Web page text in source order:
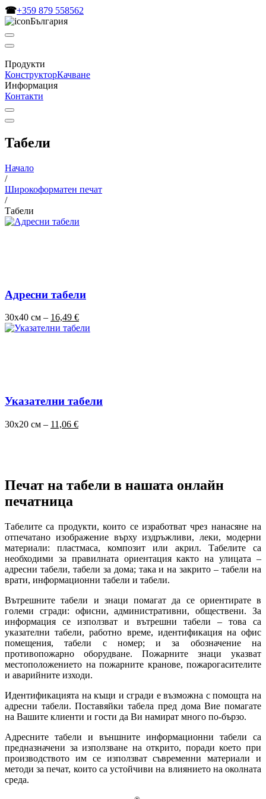
☎+359 879 558562
България
Продукти
КонструкторКачване
Информация
Контакти
Табели
Начало
/
Широкоформатен печат
/
Табели
Адресни табели
30x40 см – 16,49 €
Указателни табели
30x20 см – 11,06 €
Печат на табели в нашата онлайн
печатница
Табелите са продукти, които се изработват чрез нанасяне на
отпечатано изображение върху издръжливи, леки, модерни
материали: пластмаса, композит или акрил. Табелите са
необходими за правилната ориентация както на улицата –
адресни табели, табели за дома; така и на закрито – табели на
врати, информационни табели и табели.
Вътрешните табели и знаци помагат да се ориентирате в
големи сгради: офисни, административни, обществени. За
информация се използват и вътрешни табели – това са
указателни табели, работно време, идентификация на офис
помещения, табели с номер; и за обозначение на
противопожарно оборудване. Пожарните знаци указват
местоположението на пожарните кранове, пожарогасителите
и аварийните изходи.
Идентификацията на къщи и сгради е възможна с помощта на
адресни табели. Поставяйки табела пред дома Вие помагате
на Вашите клиенти и гости да Ви намират много по-бързо.
Адресните табели и външните информационни табели са
предназначени за използване на открито, поради което при
производството им се използват съвременни материали и
методи за печат, които са устойчиви на влиянието на околната
среда.